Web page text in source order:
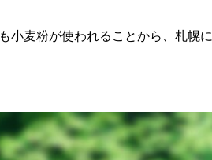
も小麦粉が使われることから、札幌に